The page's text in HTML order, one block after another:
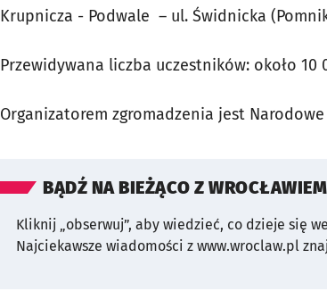
Krupnicza - Podwale – ul. Świdnicka
Przewidywana liczba uczestników: około 10
Organizatorem zgromadzenia jest
BĄDŹ NA BIEŻĄCO Z
Kliknij „obserwuj”, aby wiedzieć, co dzieje się
Najciekawsze wiadomości z www.wroclaw.pl